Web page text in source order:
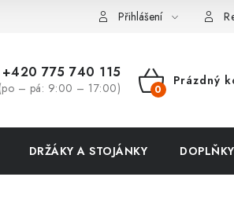
zboží a reklamace Přihlášení
+420 775 740 115
(po – pá: 9:00 – 17:00)
NÁKUPNÍ
Prázdný
DRŽÁKY A STOJÁNKY DOPLŇKY